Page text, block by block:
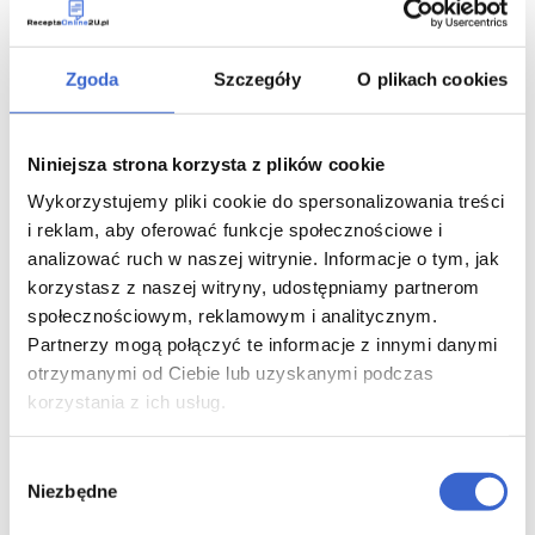
Zgoda Szczegóły O plikach cookies
Niniejsza strona korzysta z plików cookie
Wykorzystujemy pliki cookie do spersonalizowania treści
i reklam, aby oferować funkcje społecznościowe i
analizować ruch w naszej witrynie. Informacje o tym, jak
korzystasz z naszej witryny, udostępniamy partnerom
społecznościowym, reklamowym i analitycznym.
Partnerzy mogą połączyć te informacje z innymi danymi
otrzymanymi od Ciebie lub uzyskanymi podczas
korzystania z ich usług.
zgody
Niezbędne
Ból w klatce piersiowej (dławica piersiowa)
- 95-190 mg metoprololu bursztynianu raz na dobę.
dodatkowo inny lek stosowany w leczeniu choroby
niedokrwiennej serca.
Zaburzenia rytmu serca, w tym przyspieszona
czynność serca (arytmie serca)
- 95-190 mg metoprololu bursztynianu raz na dobę.
Leczenie po zawale mięśnia sercowego
- 190 mg metoprololu bursztynianu raz na dobę.
mocnego bicia serca (kołatanie serca)